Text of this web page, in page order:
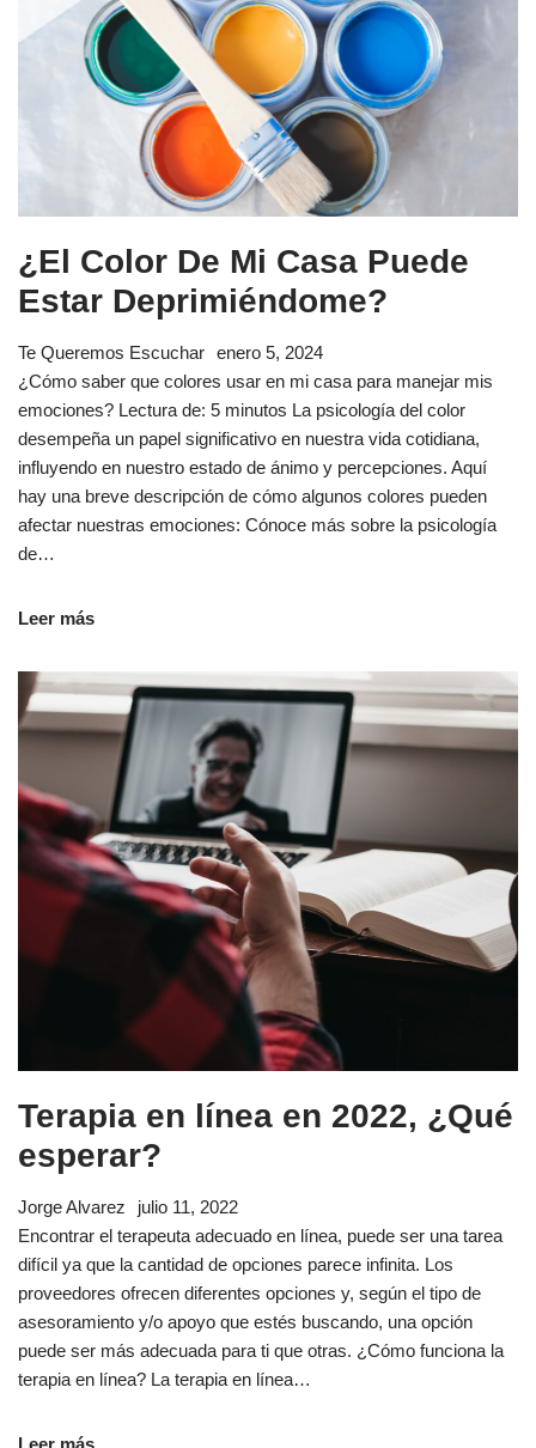
¿El Color De Mi Casa Puede
Estar Deprimiéndome?
Te Queremos Escuchar enero 5, 2024
¿Cómo saber que colores usar en mi casa para manejar mis
emociones? Lectura de: 5 minutos La psicología del color
desempeña un papel significativo en nuestra vida cotidiana,
influyendo en nuestro estado de ánimo y percepciones. Aquí
hay una breve descripción de cómo algunos colores pueden
afectar nuestras emociones: Cónoce más sobre la psicología
de…
Leer más
Terapia en línea en 2022, ¿Qué
esperar?
Jorge Alvarez
julio 11, 2022
Encontrar el terapeuta adecuado en línea, puede ser una tarea
difícil ya que la cantidad de opciones parece infinita. Los
proveedores ofrecen diferentes opciones y, según el tipo de
asesoramiento y/o apoyo que estés buscando, una opción
puede ser más adecuada para ti que otras. ¿Cómo funciona la
terapia en línea? La terapia en línea…
Leer más